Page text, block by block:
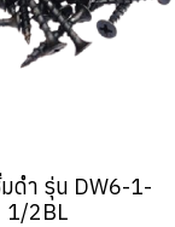
ดำ รุ่น DW6-1-
1/2BL